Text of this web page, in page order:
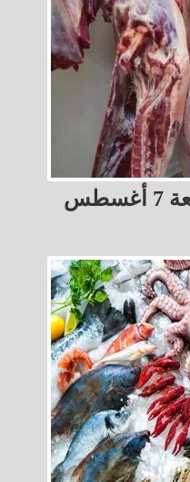
أسعار اللحوم اليوم الجمعة 7 أغسطس